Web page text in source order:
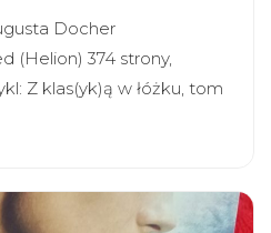
Docher
(Helion) 374 strony,
Z klas(yk)ą w łóżku, tom